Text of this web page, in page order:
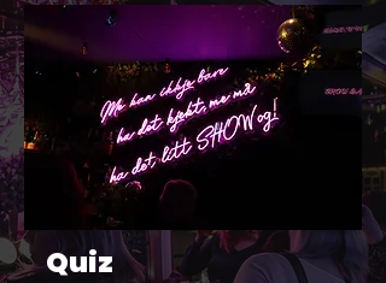
Quiz